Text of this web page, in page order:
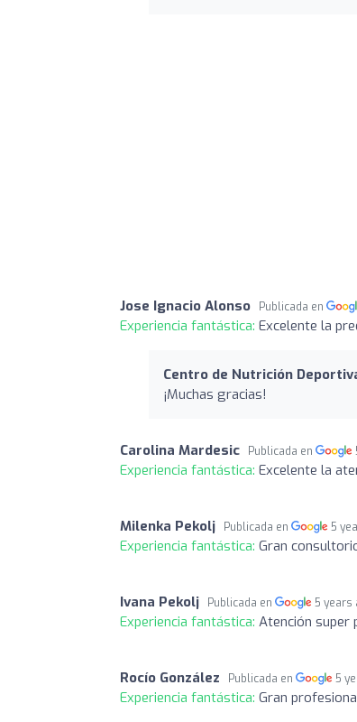
Jose Ignacio Alonso Publicada en
Experiencia fantástica: Excelente la
Centro de Nutrición
¡Muchas gracias!
Carolina Mardesic Publicada en
Experiencia fantástica: Excelente la
Milenka Pekolj Publicada en 5
Experiencia fantástica: Gran
Ivana Pekolj Publicada en 5 years
Experiencia fantástica: Atención super
Rocío González Publicada en 5
Experiencia fantástica: Gran